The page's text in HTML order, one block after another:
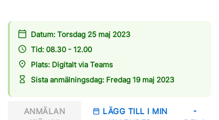
calendar_today Datum: Torsdag 25 maj 2023
access_time Tid: 08.30 - 12.00
place
Plats: Digitalt via Teams
hourglass_empty
Sista anmälningsdag: Fredag 19 maj 2023
ANMÄLAN
date_range LÄGG TILL I MIN
arrow_drop_down